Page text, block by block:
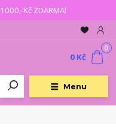
Kč ZDARMA!
Menu
0
0 Kč